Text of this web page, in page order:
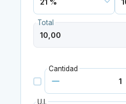
Total
Cantidad
U.I.